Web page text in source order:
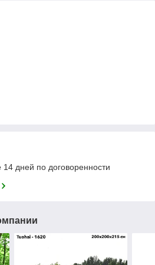
14 дней по договоренности